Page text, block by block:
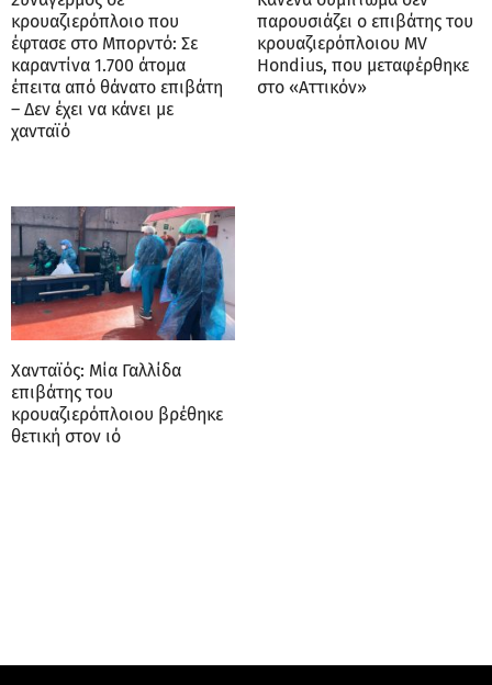
κρουαζιερόπλοιο που
έφτασε στο Μπορντό: Σε
καραντίνα 1.700 άτομα
έπειτα από θάνατο επιβάτη
– Δεν έχει να κάνει με
χανταϊό
παρουσιάζει ο επιβάτης του
κρουαζιερόπλοιου MV
Hondius, που μεταφέρθηκε
στο «Αττικόν»
Χανταϊός: Μία Γαλλίδα
επιβάτης του
κρουαζιερόπλοιου βρέθηκε
θετική στον ιό